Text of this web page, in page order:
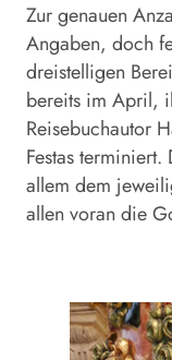
Zur genauen
Angaben, doch
dreistelligen
bereits im April,
Reisebuchautor
Festas
allem dem
allen voran die